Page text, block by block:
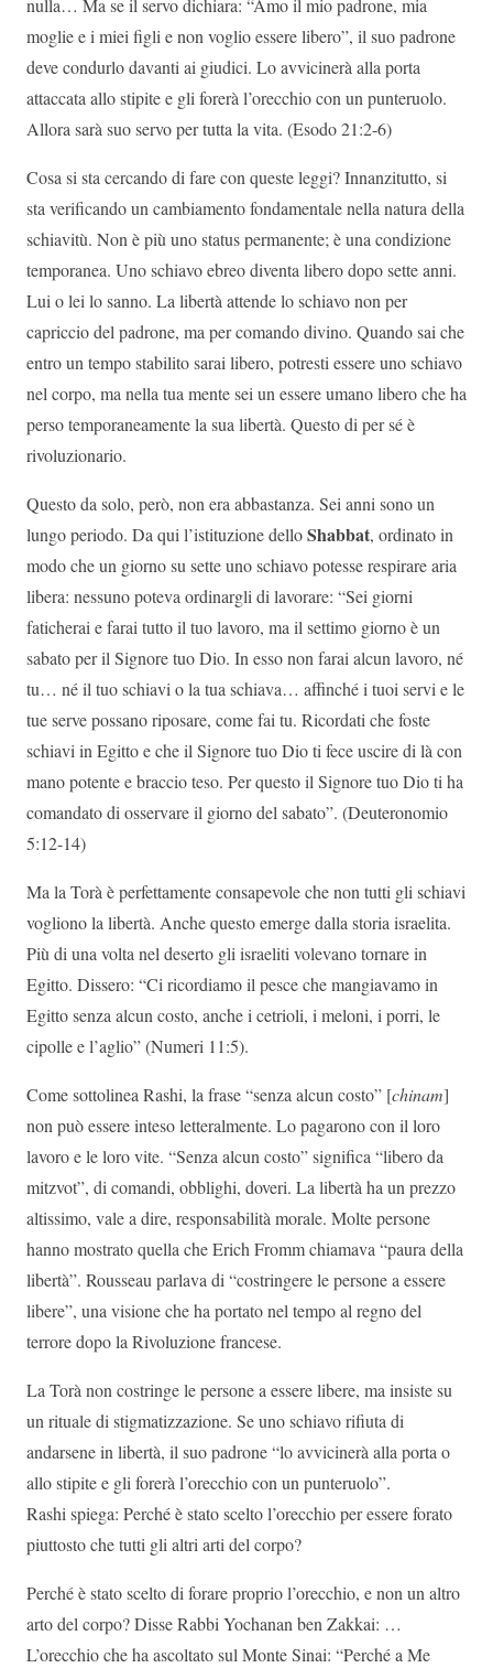
nulla… Ma se il servo dichiara: “Amo il mio padrone, mia
moglie e i miei figli e non voglio essere libero”, il suo padrone
deve condurlo davanti ai giudici. Lo avvicinerà alla porta
attaccata allo stipite e gli forerà l’orecchio con un punteruolo.
Allora sarà suo servo per tutta la vita. (Esodo 21:2-6)
Cosa si sta cercando di fare con queste leggi? Innanzitutto, si
sta verificando un cambiamento fondamentale nella natura della
schiavitù. Non è più uno status permanente; è una condizione
temporanea. Uno schiavo ebreo diventa libero dopo sette anni.
Lui o lei lo sanno. La libertà attende lo schiavo non per
capriccio del padrone, ma per comando divino. Quando sai che
entro un tempo stabilito sarai libero, potresti essere uno schiavo
nel corpo, ma nella tua mente sei un essere umano libero che ha
perso temporaneamente la sua libertà. Questo di per sé è
rivoluzionario.
Questo da solo, però, non era abbastanza. Sei anni sono un
lungo periodo. Da qui l’istituzione delloShabbat, ordinato in
modo che un giorno su sette uno schiavo potesse respirare aria
libera: nessuno poteva ordinargli di lavorare: “Sei giorni
faticherai e farai tutto il tuo lavoro, ma il settimo giorno è un
sabato per il Signore tuo Dio. In esso non farai alcun lavoro, né
tu… né il tuo schiavi o la tua schiava… affinché i tuoi servi e le
tue serve possano riposare, come fai tu. Ricordati che foste
schiavi in ​​Egitto e che il Signore tuo Dio ti fece uscire di là con
mano potente e braccio teso. Per questo il Signore tuo Dio ti ha
comandato di osservare il giorno del sabato”. (Deuteronomio
5:12-14)
Ma la Torà è perfettamente consapevole che non tutti gli schiavi
vogliono la libertà. Anche questo emerge dalla storia israelita.
Più di una volta nel deserto gli israeliti volevano tornare in
Egitto. Dissero: “Ci ricordiamo il pesce che mangiavamo in
Egitto senza alcun costo, anche i cetrioli, i meloni, i porri, le
cipolle e l’aglio” (Numeri 11:5).
Come sottolinea Rashi, la frase “senza alcun costo” [chinam]
non può essere inteso letteralmente. Lo pagarono con il loro
lavoro e le loro vite. “Senza alcun costo” significa “libero da
mitzvot”, di comandi, obblighi, doveri. La libertà ha un prezzo
altissimo, vale a dire, responsabilità morale. Molte persone
hanno mostrato quella che Erich Fromm chiamava “paura della
libertà”. Rousseau parlava di “costringere le persone a essere
libere”, una visione che ha portato nel tempo al regno del
terrore dopo la Rivoluzione francese.
La Torà non costringe le persone a essere libere, ma insiste su
un rituale di stigmatizzazione. Se uno schiavo rifiuta di
andarsene in libertà, il suo padrone “lo avvicinerà alla porta o
allo stipite e gli forerà l’orecchio con un punteruolo”.
Rashi spiega: Perché è stato scelto l’orecchio per essere forato
piuttosto che tutti gli altri arti del corpo?
Perché è stato scelto di forare proprio l’orecchio, e non un altro
arto del corpo? Disse Rabbi Yochanan ben Zakkai: …
L’orecchio che ha ascoltato sul Monte Sinai: “Perché a Me